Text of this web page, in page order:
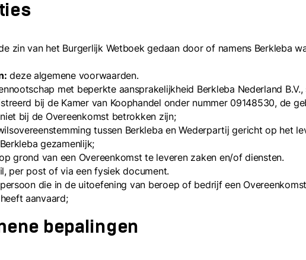
zin van het Burgerlijk Wetboek gedaan door of namens Berkleba
deze algemene voorwaarden.
met beperkte aansprakelijkheid Berkleba Nederland
bij de Kamer van Koophandel onder nummer 09148530, de
bij de Overeenkomst betrokken zijn;
tussen Berkleba en Wederpartij gericht op het
gezamenlijk;
grond van een Overeenkomst te leveren zaken en/of diensten.
per post of via een fysiek document.
die in de uitoefening van beroep of bedrijf een
aanvaard;
bepalingen